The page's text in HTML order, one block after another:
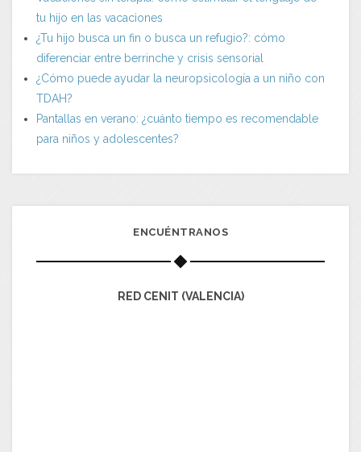
tu hijo en las vacaciones
¿Tu hijo busca un fin o busca un refugio?: cómo
diferenciar entre berrinche y crisis sensorial
¿Cómo puede ayudar la neuropsicología a un niño con
TDAH?
Pantallas en verano: ¿cuánto tiempo es recomendable
para niños y adolescentes?
ENCUÉNTRANOS
RED CENIT (VALENCIA)